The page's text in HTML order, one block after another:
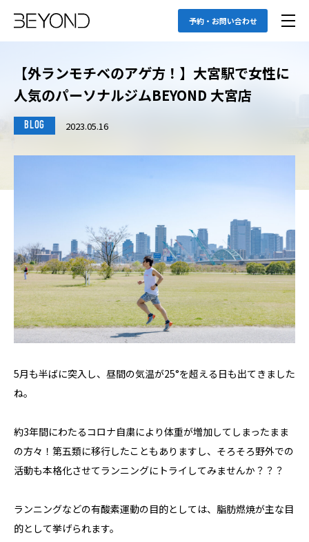
予約・お問い合わせ
【外ランモチベのアゲ方！】大宮駅で女性に
人気のパーソナルジムBEYOND 大宮店
BLOG 2023.05.16
5月も半ばに突入し、昼間の気温が25°を超える日も出てきました
ね。
約3年間にわたるコロナ自粛により体重が増加してしまったまま
の方々！第五類に移行したこともありますし、そろそろ野外での
活動も本格化させてランニングにトライしてみませんか？？？
ランニングなどの有酸素運動の目的としては、脂肪燃焼が主な目
的として挙げられます。